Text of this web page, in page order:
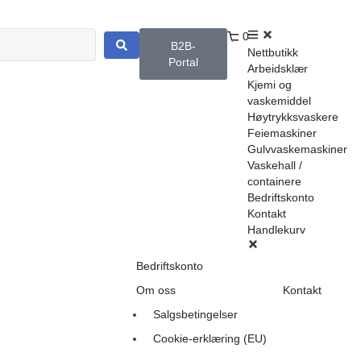
B2B-
Portal
0
Nettbutikk
Arbeidsklær
Kjemi og
vaskemiddel
Høytrykksvaskere
Feiemaskiner
Gulvvaskemaskiner
Vaskehall /
containere
Bedriftskonto
Kontakt
Handlekurv
Bedriftskonto
Om oss
Salgsbetingelser
Cookie-erklæring (EU)
Kontakt